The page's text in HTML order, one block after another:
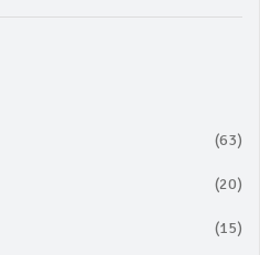
(63)
(20)
(15)